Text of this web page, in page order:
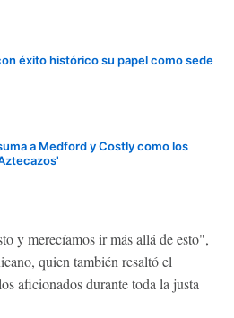
éxito histórico su papel como sede
a Medford y Costly como los
y merecíamos ir más allá de esto",
quien también resaltó el
aficionados durante toda la justa